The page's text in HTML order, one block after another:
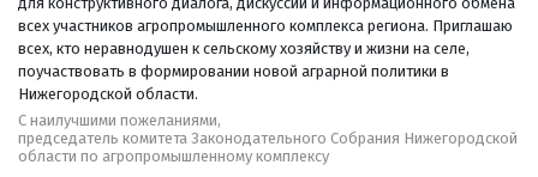
всех участников агропромышленного комплекса региона. Приглашаю
всех, кто неравнодушен к сельскому хозяйству и жизни на селе,
поучаствовать в формировании новой аграрной политики в
Нижегородской области.
С наилучшими пожеланиями,
председатель комитета Законодательного Собрания Нижегородской
области по агропромышленному комплексу